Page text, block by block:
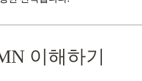
이해하기